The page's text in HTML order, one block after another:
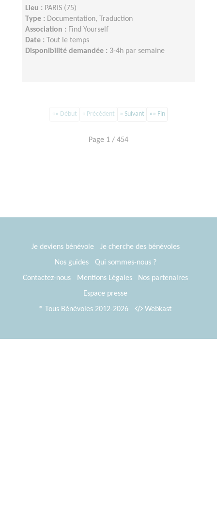
Lieu : PARIS (75)
Type : Documentation, Traduction
Association : Find Yourself
Date :
Tout le temps
Disponibilité demandée : 3-4h par semaine
«« Début « Précédent » Suivant »» Fin
Page 1 / 454
Je deviens bénévole
Je cherche des bénévoles
Nos guides
Qui sommes-nous ?
Contactez-nous
Mentions Légales
Nos partenaires
Espace presse
® Tous Bénévoles 2012-2026
Webkast